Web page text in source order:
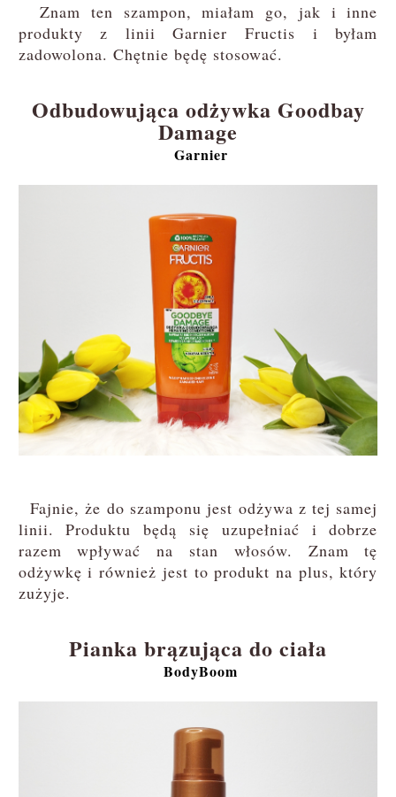
Znam ten szampon, miałam go, jak i inne
produkty z linii Garnier Fructis i byłam
zadowolona. Chętnie będę stosować.
Odbudowująca odżywka Goodbay
Damage
Garnier
Fajnie, że do szamponu jest odżywa z tej samej
linii. Produktu będą się uzupełniać i dobrze
razem wpływać na stan włosów. Znam tę
odżywkę i również jest to produkt na plus, który
zużyje.
Pianka brązująca do ciała
BodyBoom